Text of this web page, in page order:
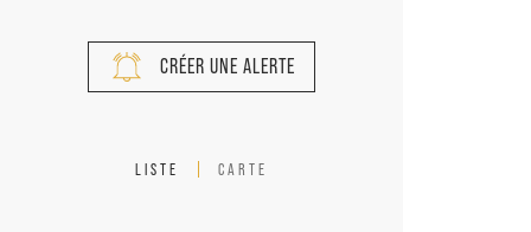
CRÉER UNE ALERTE
LISTE CARTE